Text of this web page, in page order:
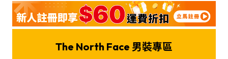
The North Face 男裝專區